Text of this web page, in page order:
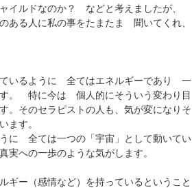
ルドなのか？ などと考えましたが、
る人に私の事をたまたま 聞いてくれ、
いるように 全てはエネルギーであり 一
。 特に今は 個人的にそういう変わり目
そのセラピストの人も、気が変になりそ
ます。
に 全ては一つの「宇宙」として動いてい
実への一歩のような気がします。
ー（感情など）を持っているということ